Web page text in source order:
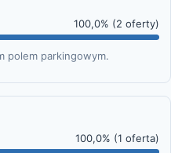
100,0% (2 oferty)
polem parkingowym.
100,0% (1 oferta)